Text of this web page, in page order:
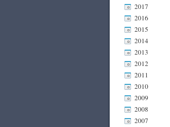
2017
2016
2015
2014
2013
2012
2011
2010
2009
2008
2007